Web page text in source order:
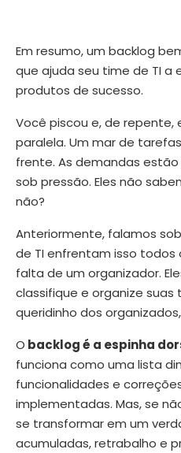
Em resumo, um backlog
que ajuda seu time de TI a
produtos de sucesso.
Você piscou e, de
paralela. Um mar de
frente. As demandas
sob pressão. Eles não
não?
Anteriormente, falamos
de TI enfrentam isso todos
falta de um organizador.
classifique e organize suas
queridinho dos
O backlog é a espinha
funciona como uma lista
funcionalidades e
implementadas. Mas, se
se transformar em um
acumuladas, retrabalho e